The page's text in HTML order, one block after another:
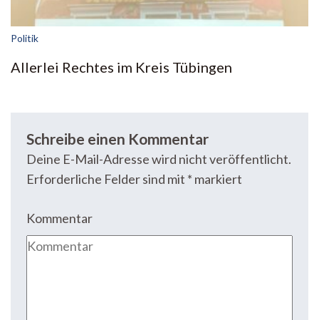
Politik
Allerlei Rechtes im Kreis Tübingen
Schreibe einen Kommentar
Deine E-Mail-Adresse wird nicht veröffentlicht.
Erforderliche Felder sind mit * markiert
Kommentar